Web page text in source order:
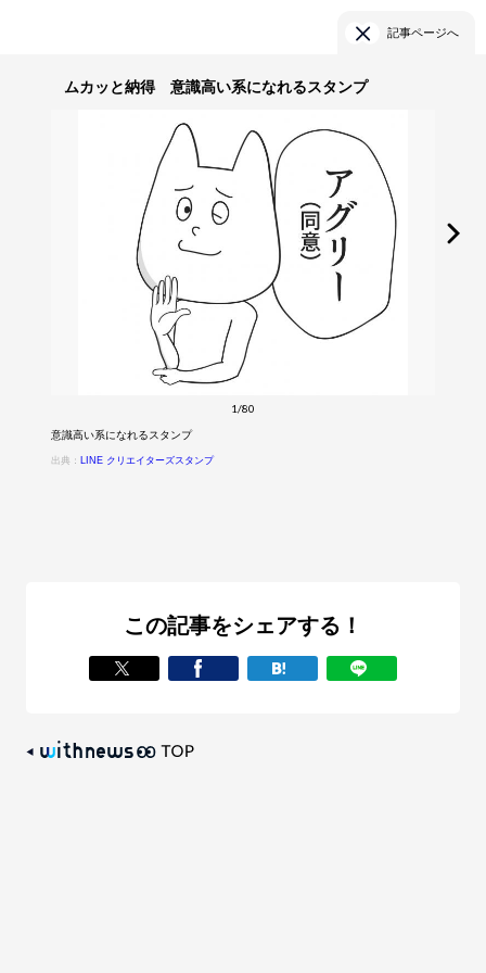
記事ページへ
ムカッと納得 意識高い系になれるスタンプ
1/80
意識高い系になれるスタンプ
出典： LINE クリエイターズスタンプ
この記事をシェアする！